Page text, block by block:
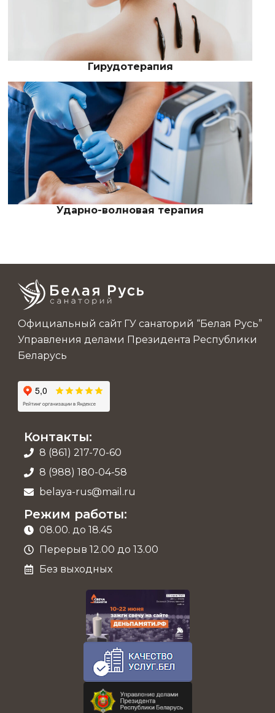
Гирудотерапия
Ударно-волновая терапия
Официальный сайт ГУ санаторий “Белая Русь”
Управления делами Президента Республики
Беларусь
Контакты:
8 (861) 217-70-60
8 (988) 180-04-58
belaya-rus@mail.ru
Режим работы:
08.00. до 18.45
Перерыв 12.00 до 13.00
Без выходных